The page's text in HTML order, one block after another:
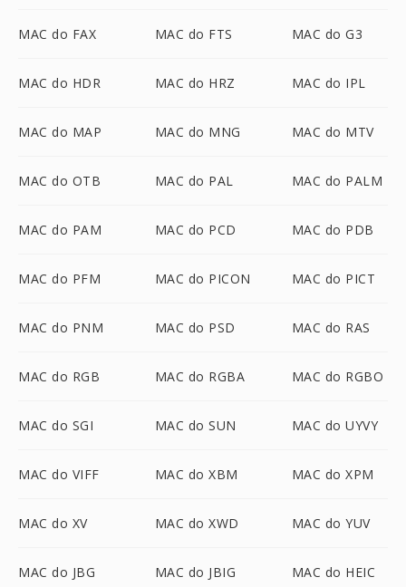
MAC do FAX MAC do FTS MAC do G3
MAC do HDR MAC do HRZ MAC do IPL
MAC do MAP MAC do MNG MAC do MTV
MAC do OTB MAC do PAL MAC do PALM
MAC do PAM MAC do PCD MAC do PDB
MAC do PFM MAC do PICON MAC do PICT
MAC do PNM MAC do PSD MAC do RAS
MAC do RGB MAC do RGBA MAC do RGBO
MAC do SGI MAC do SUN MAC do UYVY
MAC do VIFF MAC do XBM MAC do XPM
MAC do XV MAC do XWD MAC do YUV
MAC do JBG MAC do JBIG MAC do HEIC